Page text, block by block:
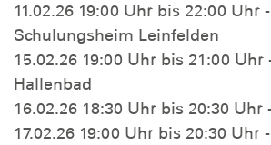
11.02.26 19:00 Uhr bis 22:00 Uhr
Schulungsheim Leinfelden
15.02.26 19:00 Uhr bis 21:00 Uhr
Hallenbad
16.02.26 18:30 Uhr bis 20:30 Uhr
17.02.26 19:00 Uhr bis 20:30 Uhr